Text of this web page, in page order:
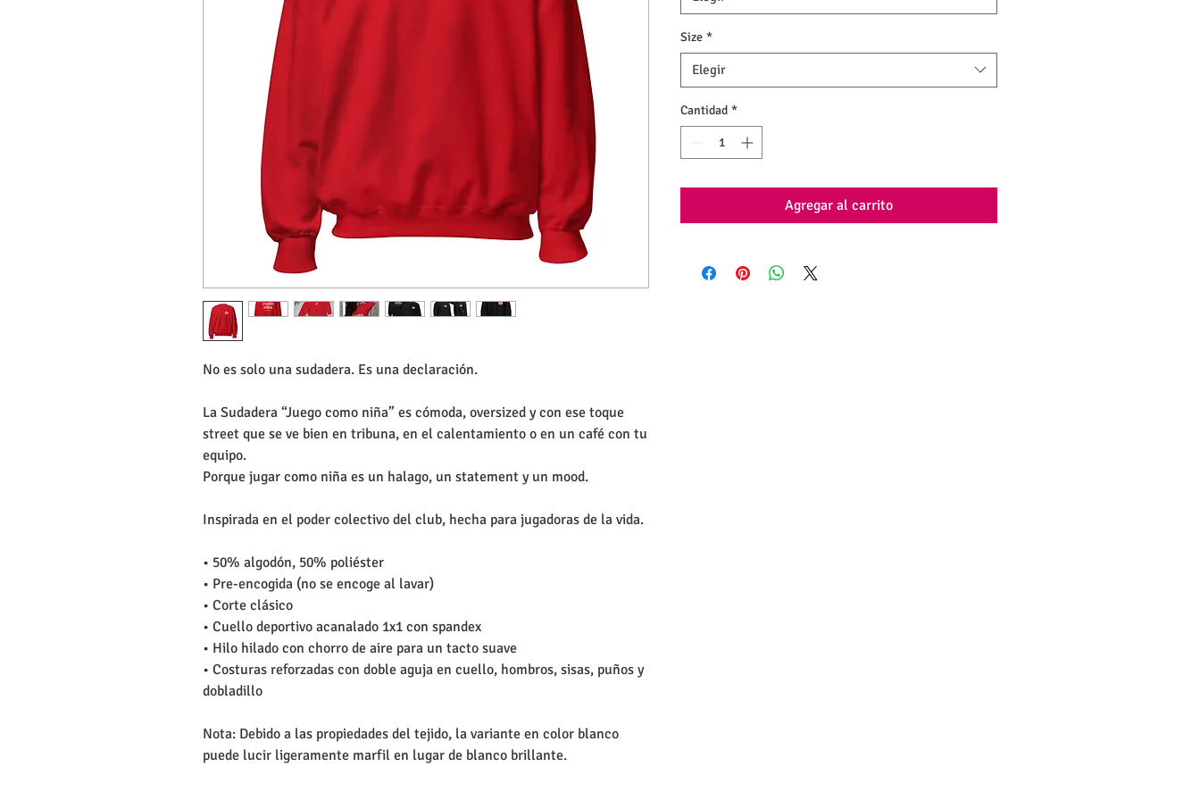
No es solo una sudadera. Es una declaración.
La Sudadera “Juego como niña” es cómoda, oversized y con ese toque
street que se ve bien en tribuna, en el calentamiento o en un café con tu
equipo.
Porque jugar como niña es un halago, un statement y un mood.
Inspirada en el poder colectivo del club, hecha para jugadoras de la vida.
• 50% algodón, 50% poliéster
• Pre-encogida (no se encoge al lavar)
• Corte clásico
• Cuello deportivo acanalado 1x1 con spandex
• Hilo hilado con chorro de aire para un tacto suave
• Costuras reforzadas con doble aguja en cuello, hombros, sisas, puños y
dobladillo
Nota: Debido a las propiedades del tejido, la variante en color blanco
puede lucir ligeramente marfil en lugar de blanco brillante.
Size *
Elegir
Cantidad *
Agregar al carrito